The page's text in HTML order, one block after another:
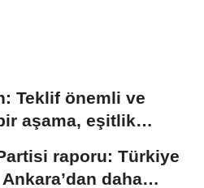
Teklif önemli ve
aşama, eşitlik
raporu: Türkiye
daha